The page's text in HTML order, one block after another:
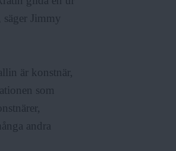
Jimmy
är konstnär,
som
andra